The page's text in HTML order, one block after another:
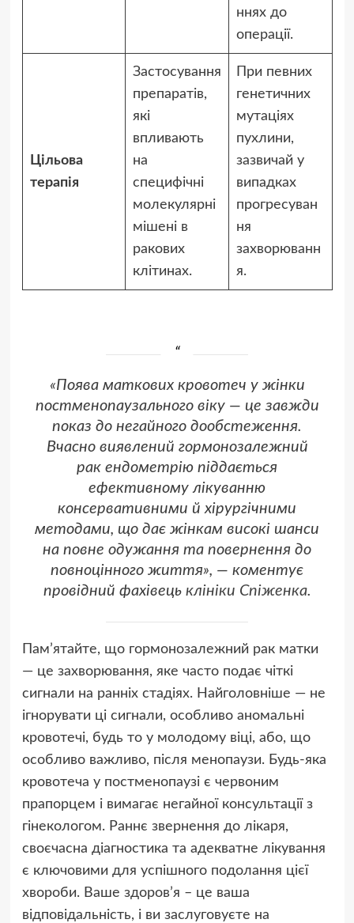
ннях до
операції.
Цільова
терапія
Застосування
препаратів,
які
впливають
на
специфічні
молекулярні
мішені в
ракових
клітинах.
При певних
генетичних
мутаціях
пухлини,
зазвичай у
випадках
прогресуван
ня
захворюванн
я.
«Поява маткових кровотеч у жінки
постменопаузального віку — це завжди
показ до негайного дообстеження.
Вчасно виявлений гормонозалежний
рак ендометрію піддається
ефективному лікуванню
консервативними й хірургічними
методами, що дає жінкам високі шанси
на повне одужання та повернення до
повноцінного життя», — коментує
провідний фахівець клініки Спіженка.
Пам’ятайте, що гормонозалежний рак матки
— це захворювання, яке часто подає чіткі
сигнали на ранніх стадіях. Найголовніше — не
ігнорувати ці сигнали, особливо аномальні
кровотечі, будь то у молодому віці, або, що
особливо важливо, після менопаузи. Будь-яка
кровотеча у постменопаузі є червоним
прапорцем і вимагає негайної консультації з
гінекологом. Раннє звернення до лікаря,
своєчасна діагностика та адекватне лікування
є ключовими для успішного подолання цієї
хвороби. Ваше здоров’я – це ваша
відповідальність, і ви заслуговуєте на